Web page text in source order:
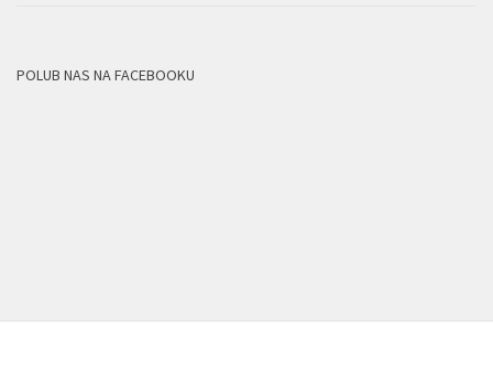
POLUB NAS NA FACEBOOKU